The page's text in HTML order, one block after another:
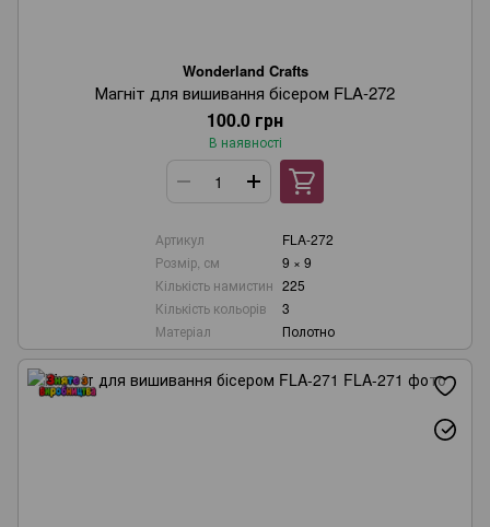
Wonderland Crafts
Магніт для вишивання бісером FLA-272
100.0 грн
В наявності
Артикул
FLA-272
Розмір, см
9 × 9
Кількість намистин 225
Кількість кольорів
3
Матеріал
Полотно